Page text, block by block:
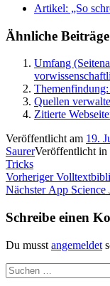
Artikel: „So
Ähnliche
Umfang
Quellen
Zitierte
Veröffentlicht am 19.
SaurerVeröffentlicht in
Tricks
Vorheriger Vorheriger
Beitrag:
Nächster Nächster
App Science
Schreibe einen
Du musst angemeldet
Suchen
nach: